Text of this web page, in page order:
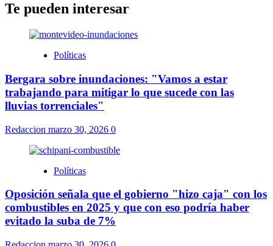
Te pueden interesar
Políticas
Bergara sobre inundaciones: "Vamos a estar
trabajando para mitigar lo que sucede con las
lluvias torrenciales"
Redaccion marzo 30, 2026 0
Políticas
Oposición señala que el gobierno "hizo caja" con los
combustibles en 2025 y que con eso podría haber
evitado la suba de 7%